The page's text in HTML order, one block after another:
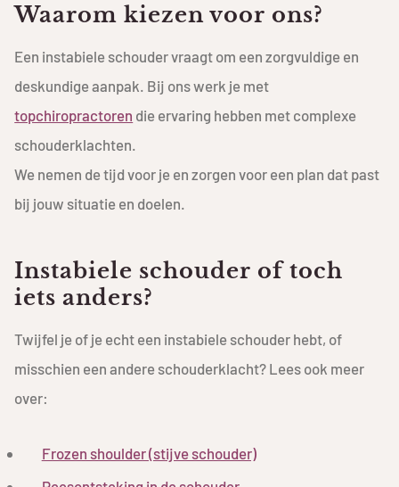
Waarom kiezen voor ons?
Een instabiele schouder vraagt om een zorgvuldige en
deskundige aanpak. Bij ons werk je met
topchiropractoren die ervaring hebben met complexe
schouderklachten.
We nemen de tijd voor je en zorgen voor een plan dat past
bij jouw situatie en doelen.
Instabiele schouder of toch
iets anders?
Twijfel je of je echt een instabiele schouder hebt, of
misschien een andere schouderklacht? Lees ook meer
over:
Frozen shoulder (stijve schouder)